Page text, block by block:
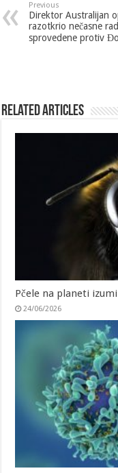
Previous
Direktor Australijan
razotkrio nečasne
sprovedene protiv
Related Articles
Pčele na planeti
24/06/2026